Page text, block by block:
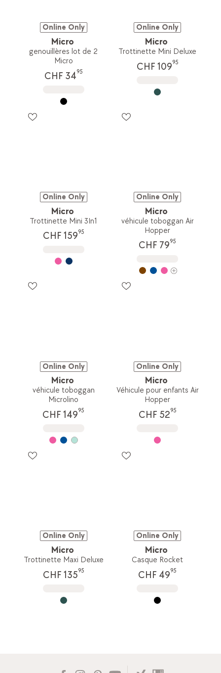
Online Only
Micro
genouillères lot de 2
Micro
CHF 3495
Online Only
Micro
Trottinette Mini Deluxe
CHF 10995
Online Only
Micro
Trottinette Mini 3In1
CHF 15995
Online Only
Micro
véhicule toboggan Air
Hopper
CHF 7995
Online Only
Micro
véhicule toboggan
Microlino
CHF 14995
Online Only
Micro
Véhicule pour enfants Air
Hopper
CHF 5295
Online Only
Micro
Trottinette Maxi Deluxe
CHF 13595
Online Only
Micro
Casque Rocket
CHF 4995